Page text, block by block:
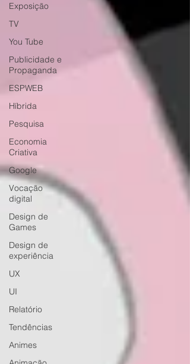
Exposição
TV
You Tube
Publicidade e
Propaganda
ESPWEB
Híbrida
Pesquisa
Economia
Criativa
Google
Vocação
digital
Design de
Games
Design de
experiência
UX
UI
Relatório
Tendências
Animes